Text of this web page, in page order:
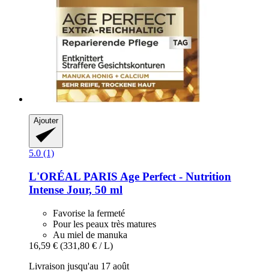
Ajouter
5.0 (1)
L'ORÉAL PARIS Age Perfect -​ Nutrition
Intense Jour, 50 ml
Favorise la fermeté
Pour les peaux très matures
Au miel de manuka
16,59 € (331,80 € / L)
Livraison jusqu'au 17 août